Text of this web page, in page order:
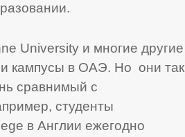
University и многие другие
кампусы в ОАЭ. Но они так
сравнимый с
студенты
в Англии ежегодно